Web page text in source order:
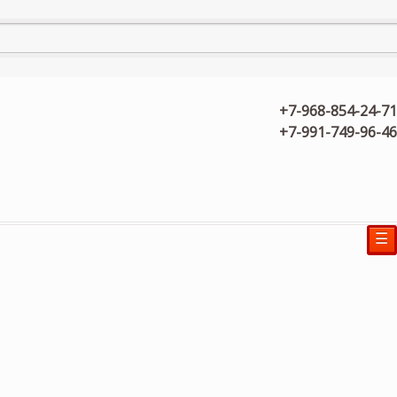
+7-968-854-24-71
+7-991-749-96-46
☰